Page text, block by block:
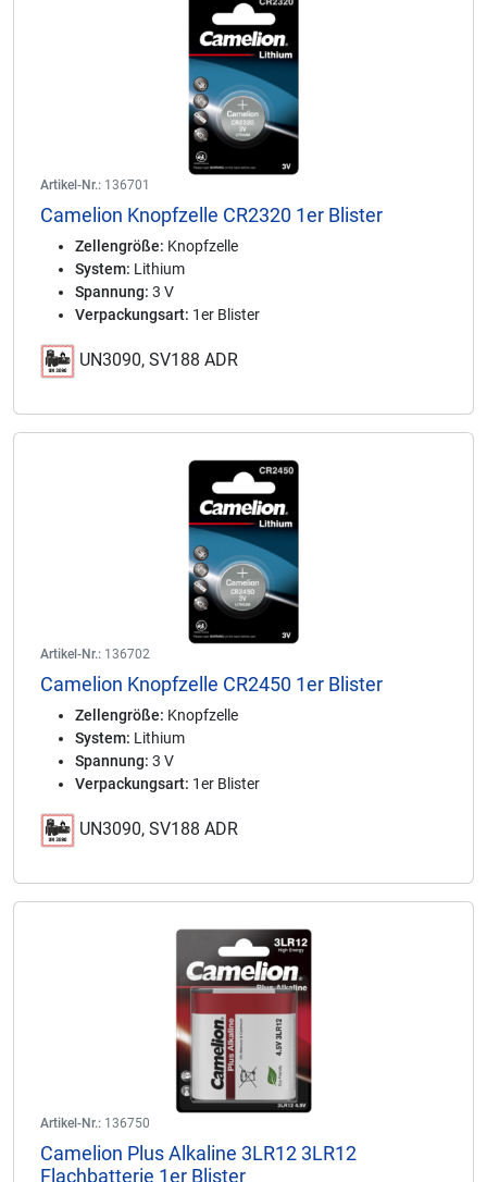
Artikel-Nr.: 136701
Camelion Knopfzelle CR2320 1er Blister
Zellengröße: Knopfzelle
System: Lithium
Spannung: 3 V
Verpackungsart: 1er Blister
UN3090, SV188 ADR
Artikel-Nr.: 136702
Camelion Knopfzelle CR2450 1er Blister
Zellengröße: Knopfzelle
System: Lithium
Spannung: 3 V
Verpackungsart: 1er Blister
UN3090, SV188 ADR
Artikel-Nr.: 136750
Camelion Plus Alkaline 3LR12 3LR12
Flachbatterie 1er Blister